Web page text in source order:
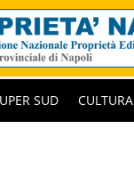
SUD CULTURA